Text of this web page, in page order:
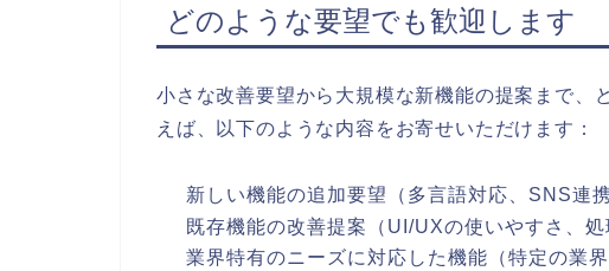
どのような要望でも歓迎します
小さな改善要望から大規模な新機能の提案まで、
えば、以下のような内容をお寄せいただけます：
新しい機能の追加要望（多言語対応、SNS連
既存機能の改善提案（UI/UXの使いやすさ、処
業界特有のニーズに対応した機能（特定の業